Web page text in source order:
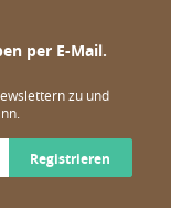
per E-Mail.
zu und
Registrieren